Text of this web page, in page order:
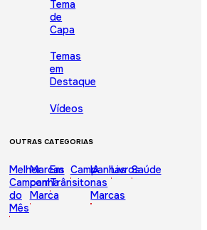
Tema
de
Capa
Temas
em
Destaque
Vídeos
OUTRAS CATEGORIAS
Melhor
Campanha
do
Mês
Marcas
com
Marca
Em
Trânsito
Campanhas
IA
nas
Marcas
LivrosSaúde